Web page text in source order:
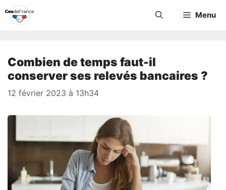
Aller
Menu
Combien de temps faut-il
conserver ses relevés bancaires ?
12 février 2023 à 13h34